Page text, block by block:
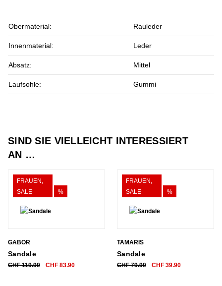
Obermaterial: Rauleder
Innenmaterial: Leder
Absatz: Mittel
Laufsohle: Gummi
SIND SIE VIELLEICHT INTERESSIERT
AN …
FRAUEN,
SALE
%
GABOR
Sandale
CHF119.90
Ursprünglicher
CHF 83.90Aktueller
FRAUEN,
SALE
%
TAMARIS
Sandale
CHF79.90
Ursprünglicher
CHF 39.90Aktueller